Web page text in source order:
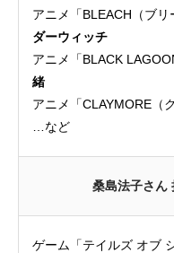
アニメ「BLEACH（ブリ
ダーウィッチ
アニメ「BLACK
緒
アニメ「CLAYMORE（
…など
桑島法子さん
ゲーム「テイルズ オブ